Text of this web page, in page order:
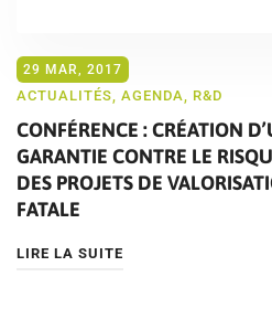
29 MAR, 2017
ACTUALITÉS AGENDA R&D
CONFÉRENCE : CRÉATION
GARANTIE CONTRE LE
DES PROJETS DE
FATALE
LIRE LA SUITE